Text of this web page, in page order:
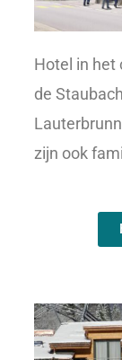
Hotel in het
de
zijn ook